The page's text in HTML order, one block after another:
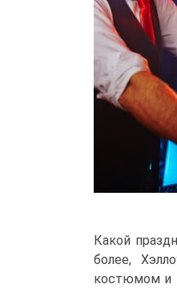
Какой
более,
костюмом и